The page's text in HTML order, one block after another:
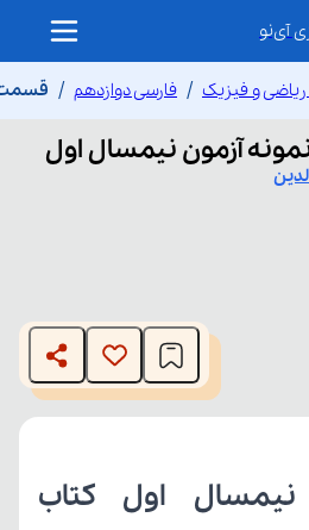
آی‌نو
ریاضی و فیزیک فارسی دوازدهم قسمت
آزمون نیمسال اول
The media could not be loaded,
or network failed or because the